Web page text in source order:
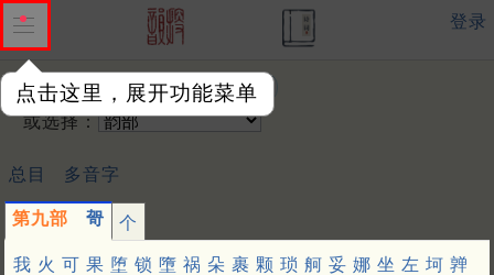
点击这里，展开功能菜单
登录
输入韵字：
或选择：
总目 多音字
第九部 哿 个
我 火 可 果 堕 锁 墮 祸 朵 裹 颗 琐 舸 妥 娜 坐 左 坷 亸